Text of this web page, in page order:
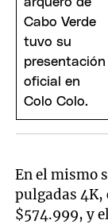
En el mismo
pulgadas 4K,
$574.999, y